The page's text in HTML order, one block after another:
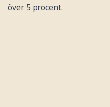
över 5 procent.